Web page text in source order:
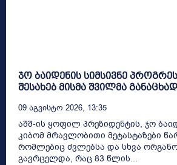
ჯო ბაიდენის სიმსივნე
შესახებ მისმა შვილმა
09 Აგვისტო 2026, 13:35
აშშ-ის ყოფილ პრეზიდენტის, ჯო
კიბომ მრავლობითი მეტასტაზები
რომლებიც ძვლებსა და სხვა
გავრცელდა, რაც 83 წლის...